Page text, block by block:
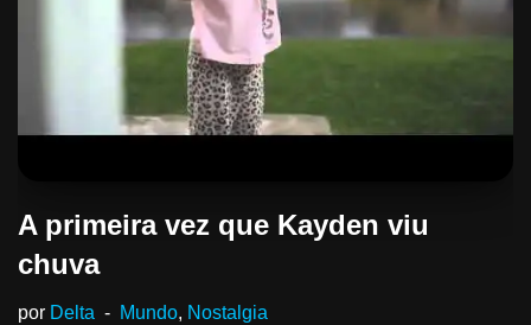
A primeira vez que Kayden viu
chuva
por Delta Mundo, Nostalgia